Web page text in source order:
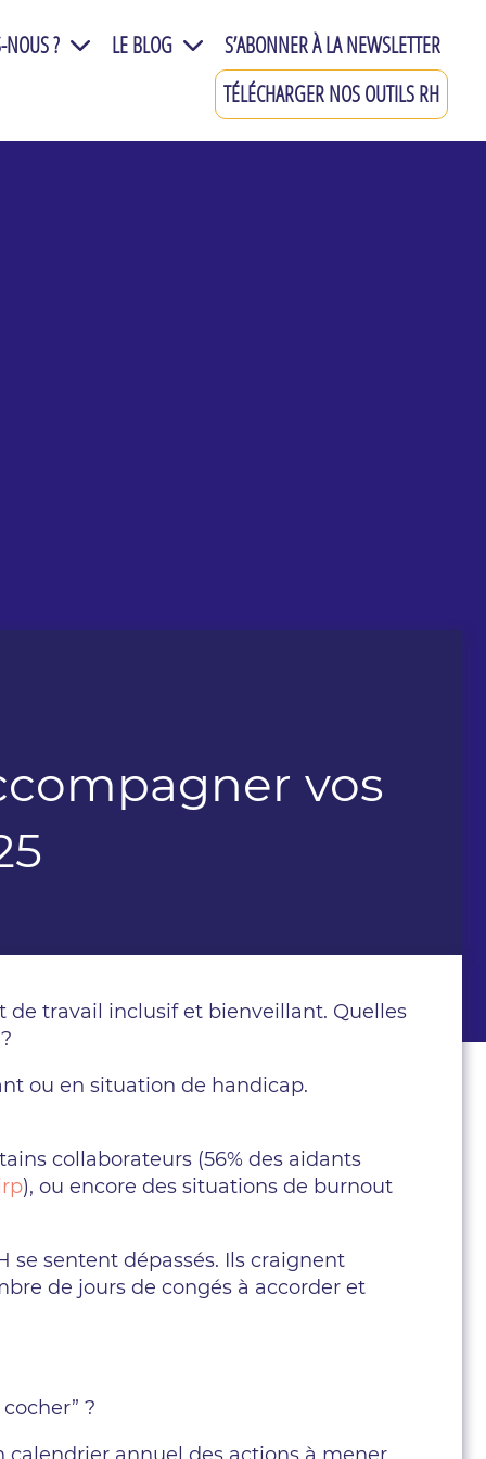
? LE BLOG
S’ABONNER À LA NEWSLETTER
TÉLÉCHARGER NOS OUTILS RH
vos
de travail inclusif et bienveillant. Quelles
ou en situation de handicap.
collaborateurs (56% des aidants
), ou encore des situations de burnout
se sentent dépassés. Ils craignent
de jours de congés à accorder et
?